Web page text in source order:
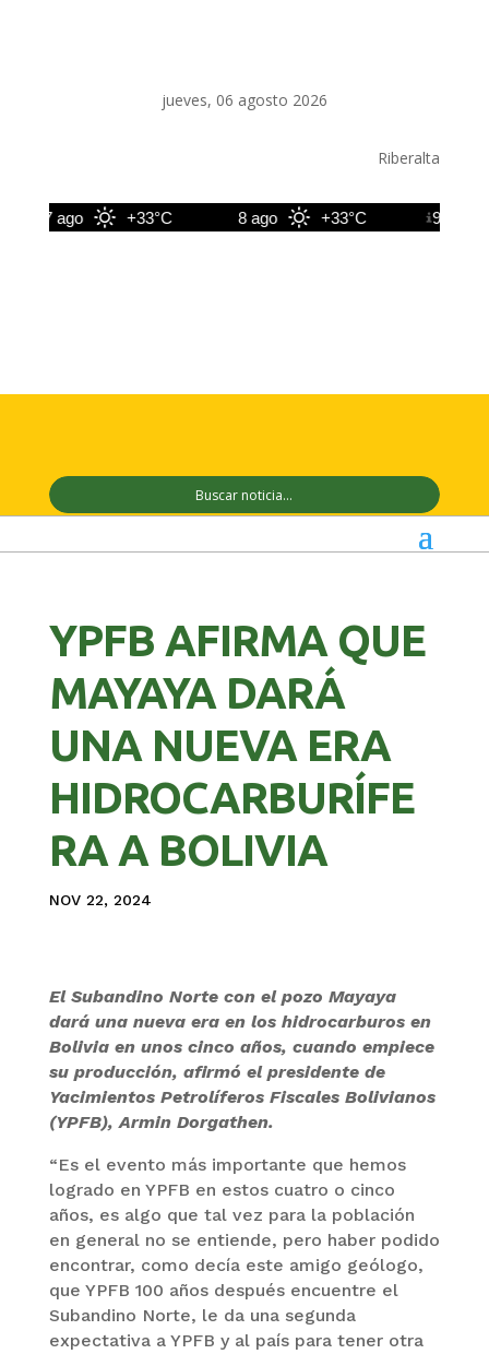
jueves, 06 agosto 2026
Riberalta
7 ago +33°C 8 ago +33°C 9 ago
YPFB AFIRMA QUE
MAYAYA DARÁ
UNA NUEVA ERA
HIDROCARBURÍFE
RA A BOLIVIA
NOV 22, 2024
El Subandino Norte con el pozo Mayaya
dará una nueva era en los hidrocarburos en
Bolivia en unos cinco años, cuando empiece
su producción, afirmó el presidente de
Yacimientos Petrolíferos Fiscales Bolivianos
(YPFB), Armin Dorgathen.
“Es el evento más importante que hemos
logrado en YPFB en estos cuatro o cinco
años, es algo que tal vez para la población
en general no se entiende, pero haber podido
encontrar, como decía este amigo geólogo,
que YPFB 100 años después encuentre el
Subandino Norte, le da una segunda
expectativa a YPFB y al país para tener otra